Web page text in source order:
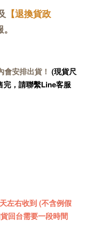
【退換貨政
安排出貨！ (現貨尺
完，請聯繫Line客服
左右收到 (不含例假
回台需要一段時間